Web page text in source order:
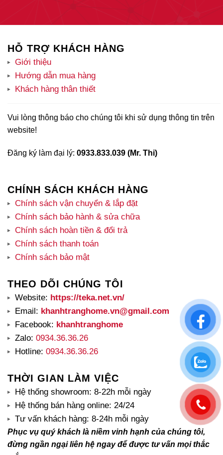
HỖ TRỢ KHÁCH HÀNG
Giới thiệu
Hướng dẫn mua hàng
Khách hàng thân thiết
Vui lòng thông báo cho chúng tôi khi sử dụng thông tin trên
website!
Đăng ký làm đại lý: 0933.833.039 (Mr. Thi)
CHÍNH SÁCH KHÁCH HÀNG
Chính sách vận chuyển & lắp đặt
Chính sách bảo hành & sửa chữa
Chính sách hoàn tiền & đổi trả
Chính sách thanh toán
Chính sách bảo mật
THEO DÕI CHÚNG TÔI
Website: https://teka.net.vn/
Email: khanhtranghome.vn@gmail.com
Facebook: khanhtranghome
Zalo: 0934.36.36.26
Hotline: 0934.36.36.26
THỜI GIAN LÀM VIỆC
Hệ thống showroom: 8-22h mỗi ngày
Hệ thống bán hàng online: 24/24
Tư vấn khách hàng: 8-24h mỗi ngày
Phục vụ quý khách là niềm vinh hạnh của chúng tôi,
đừng ngần ngại liên hệ ngay để được tư vấn mọi thắc